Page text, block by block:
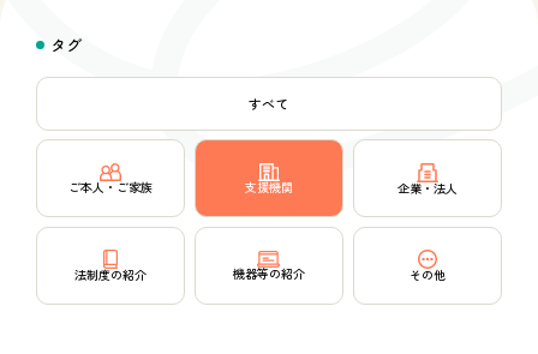
タグ
すべて
ご本人・ご家族 支援機関 企業・法人
法制度の紹介 機器等の紹介 その他